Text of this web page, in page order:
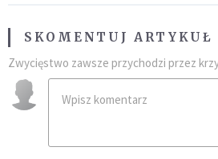
SKOMENTUJ ARTYKUŁ
Zwycięstwo zawsze przychodzi przez